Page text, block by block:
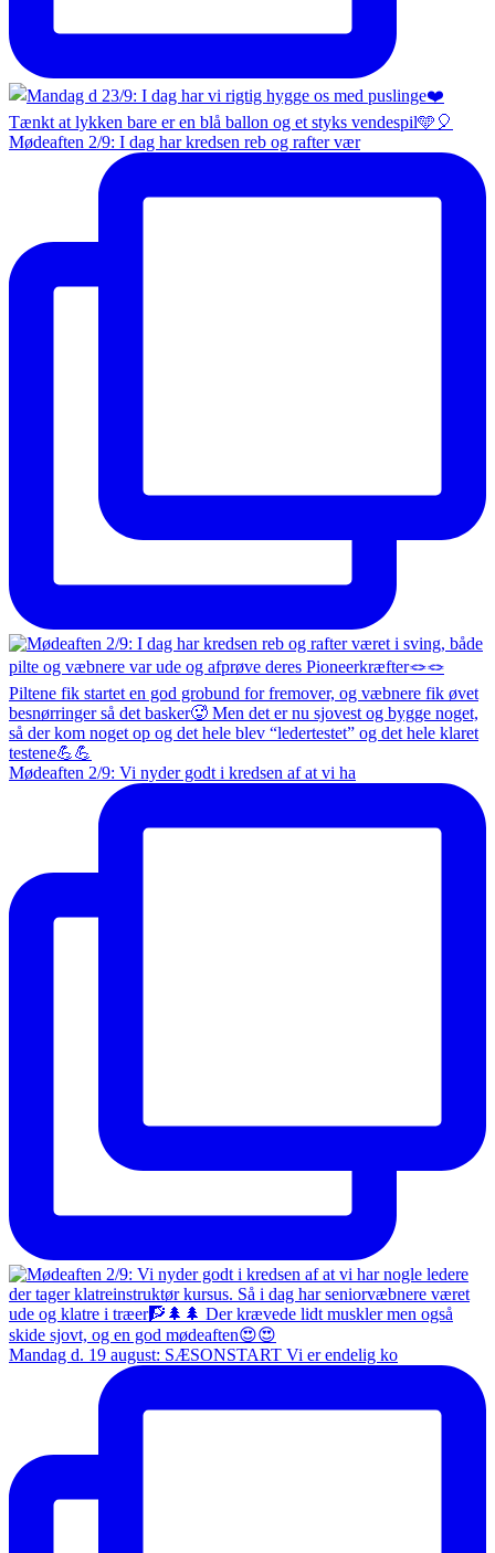
Mødeaften 2/9: I dag har kredsen reb og rafter vær
Mødeaften 2/9: Vi nyder godt i kredsen af at vi ha
Mandag d. 19 august: SÆSONSTART Vi er endelig ko